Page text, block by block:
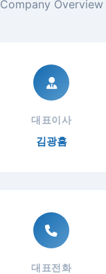
Company Overview
대표이사
김광흠
대표전화